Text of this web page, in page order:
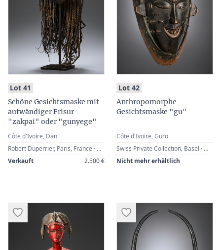
Lot 41
Schöne Gesichtsmaske mit
aufwändiger Frisur
"zakpai" oder "gunyege"
Côte d'Ivoire, Dan
Robert Duperrier, Paris, France · Alfons Bermel, Obersteinbach, France · Werner Zintl, Worms, Germany (2011)
Verkauft
2.500 €
Lot 42:
Anthropomorphe
Gesichtsmaske "gu"
Côte d'Ivoire, Guro
Swiss Private Collection, Basel · Werner Zintl, Worms, Germany (1997)
Nicht mehr erhältlich